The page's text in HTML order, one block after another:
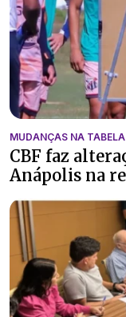
MUDANÇAS NA TABELA
CBF faz
Anápolis na